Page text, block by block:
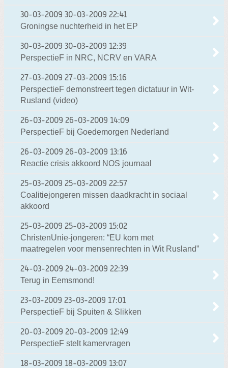
30-03-2009 30-03-2009 22:41
Groningse nuchterheid in het EP
30-03-2009 30-03-2009 12:39
PerspectieF in NRC, NCRV en VARA
27-03-2009 27-03-2009 15:16
PerspectieF demonstreert tegen dictatuur in Wit-
Rusland (video)
26-03-2009 26-03-2009 14:09
PerspectieF bij Goedemorgen Nederland
26-03-2009 26-03-2009 13:16
Reactie crisis akkoord NOS journaal
25-03-2009 25-03-2009 22:57
Coalitiejongeren missen daadkracht in sociaal
akkoord
25-03-2009 25-03-2009 15:02
ChristenUnie-jongeren: “EU kom met
maatregelen voor mensenrechten in Wit Rusland”
24-03-2009 24-03-2009 22:39
Terug in Eemsmond!
23-03-2009 23-03-2009 17:01
PerspectieF bij Spuiten & Slikken
20-03-2009 20-03-2009 12:49
PerspectieF stelt kamervragen
18-03-2009 18-03-2009 13:07